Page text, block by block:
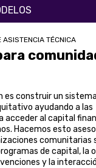
ASISTENCIA TÉCNICA
es construir un
ayudando a las
acceder al capital
Hacemos esto
comunitarias
de capital, la
y la